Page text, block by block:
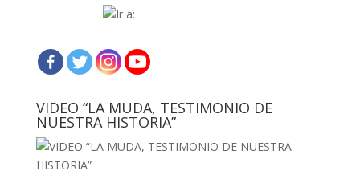
VIDEO “LA MUDA, TESTIMONIO DE
NUESTRA HISTORIA”